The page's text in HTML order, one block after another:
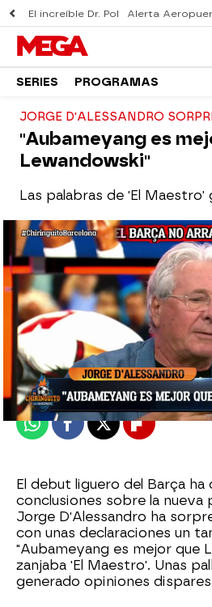
El increíble Dr. Pol Alerta
SERIES PROGRAMAS
JORGE D'ALESSANDRO
"Aubameyang es
Lewandowski"
Las palabras de 'El Maestro'
El Chiringuito
Madrid
Publicado:15 de agosto de
WhatsappFacebook
X Flipboard
El debut liguero del Barça ha
conclusiones sobre la nueva
Jorge D'Alessandro ha
con unas declaraciones un
"Aubameyang es mejor que
zanjaba 'El Maestro'. Unas
generado opiniones